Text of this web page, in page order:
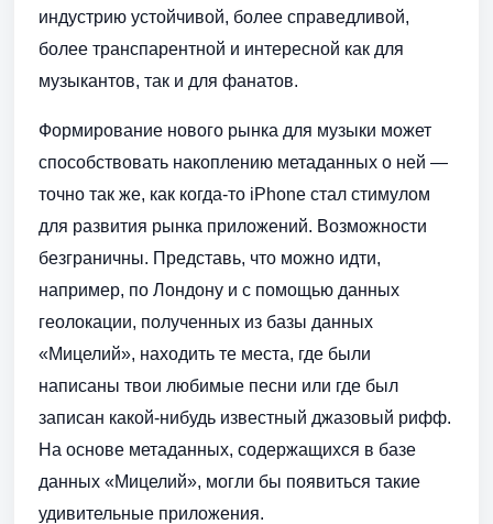
индустрию устойчивой, более справедливой,
более транспарентной и интересной как для
музыкантов, так и для фанатов.
Формирование нового рынка для музыки может
способствовать накоплению метаданных о ней —
точно так же, как когда-то iPhone стал стимулом
для развития рынка приложений. Возможности
безграничны. Представь, что можно идти,
например, по Лондону и с помощью данных
геолокации, полученных из базы данных
«Мицелий», находить те места, где были
написаны твои любимые песни или где был
записан какой-нибудь известный джазовый рифф.
На основе метаданных, содержащихся в базе
данных «Мицелий», могли бы появиться такие
удивительные приложения.